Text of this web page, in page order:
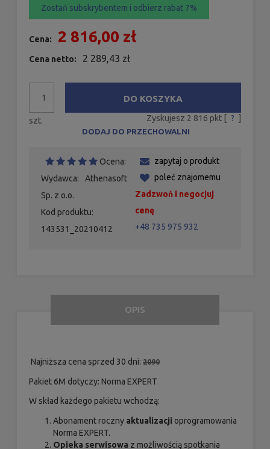
Zostań subskrybentem i odbierz rabat 7%
Cena: 2 816,00 zł
Cena netto: 2 289,43 zł
szt.
DO KOSZYKA
Zyskujesz 2 816 pkt [ ? ]
DODAJ DO PRZECHOWALNI
Ocena:
Wydawca:
Athenasoft
Sp. z o.o.
Kod produktu:
143531_20210412
zapytaj o produkt
poleć znajomemu
Zadzwoń i negocjuj
cenę
+48 735 975 932
OPIS
Najniższa cena sprzed 30 dni: 2090
Pakiet 6M dotyczy: Norma EXPERT
W skład każdego pakietu wchodzą:
Abonament roczny aktualizacji oprogramowania
Norma EXPERT.
Opieka serwisowa z możliwością spotkania